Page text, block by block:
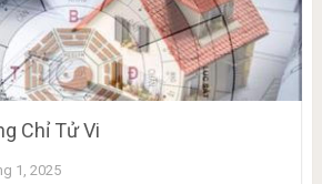
Chỉ Tử Vi
1, 2025